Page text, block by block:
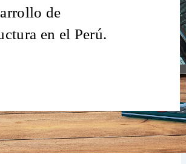
de
en el Perú.